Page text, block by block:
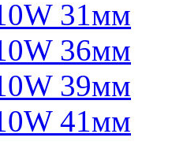
31мм
36мм
39мм
41мм